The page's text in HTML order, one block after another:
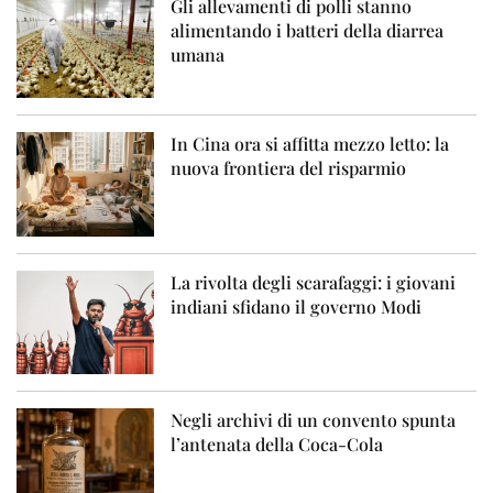
Gli allevamenti di polli stanno
alimentando i batteri della diarrea
umana
In Cina ora si affitta mezzo letto: la
nuova frontiera del risparmio
La rivolta degli scarafaggi: i giovani
indiani sfidano il governo Modi
Negli archivi di un convento spunta
l’antenata della Coca-Cola